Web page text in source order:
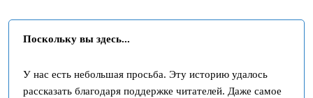
Поскольку вы здесь...
У нас есть небольшая просьба. Эту историю удалось
рассказать благодаря поддержке читателей. Даже самое